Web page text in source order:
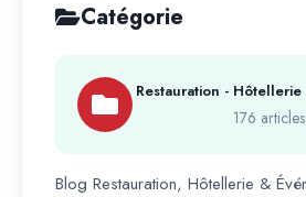
Catégorie
Restauration -
176 articles
Blog Restauration, Hôtellerie &